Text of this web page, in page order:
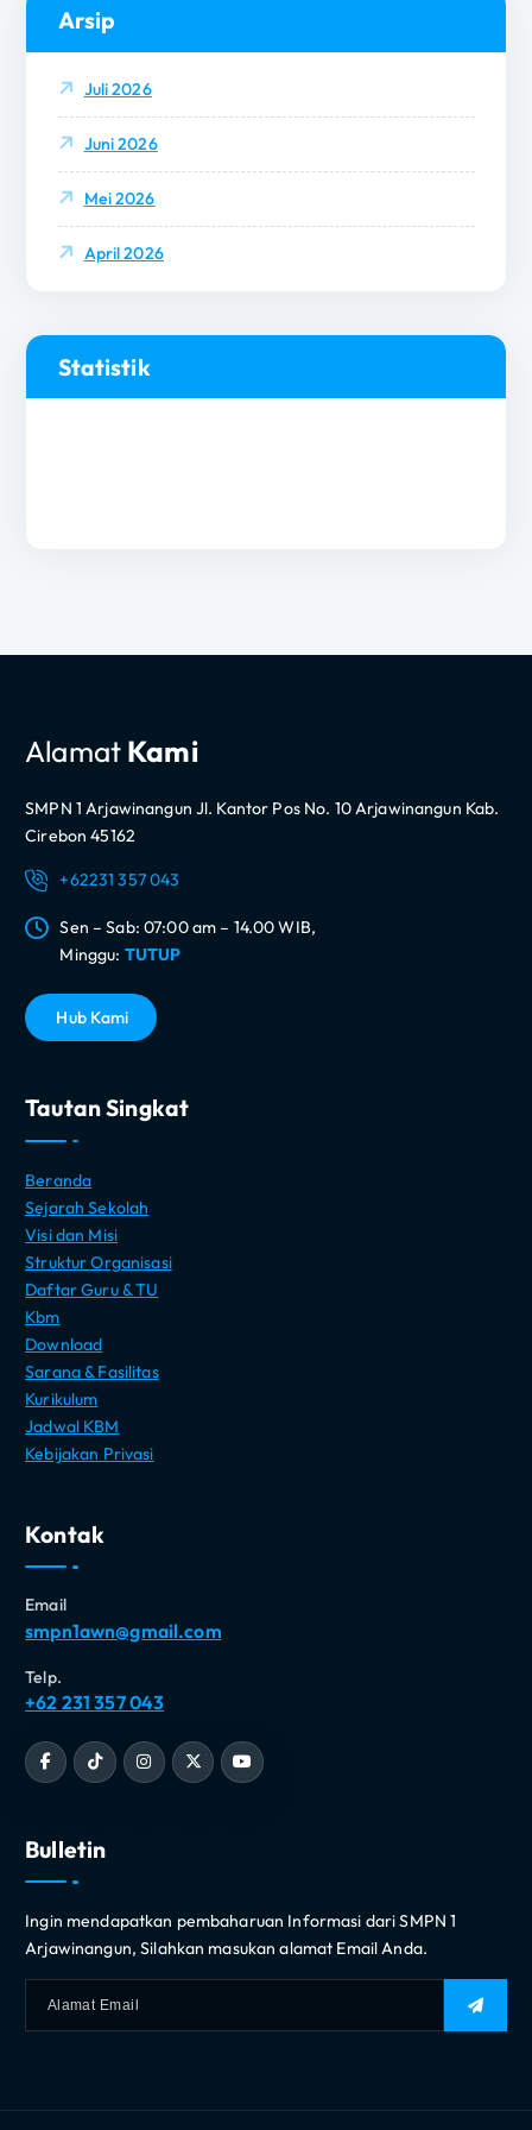
Arsip
Juli 2026
Juni 2026
Mei 2026
April 2026
Statistik
AlamatKami
SMPN 1 Arjawinangun Jl. Kantor Pos No. 10 Arjawinangun Kab.
Cirebon 45162
+62231 357 043
Sen – Sab: 07:00 am – 14.00 WIB,
Minggu: TUTUP
Hub Kami
Tautan Singkat
Beranda
Sejarah Sekolah
Visi dan Misi
Struktur Organisasi
Daftar Guru & TU
Kbm
Download
Sarana & Fasilitas
Kurikulum
Jadwal KBM
Kebijakan Privasi
Kontak
Email
smpn1awn@gmail.com
Telp.
+62 231 357 043
Bulletin
Ingin mendapatkan pembaharuan Informasi dari SMPN 1
Arjawinangun, Silahkan masukan alamat Email Anda.